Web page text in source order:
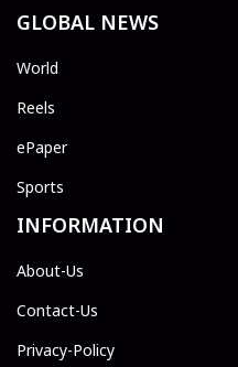
GLOBAL NEWS
World
Reels
ePaper
Sports
INFORMATION
About-Us
Contact-Us
Privacy-Policy